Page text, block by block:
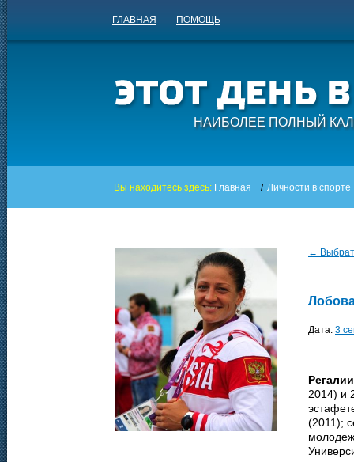
ГЛАВНАЯ ПОМОЩЬ
НАИБОЛЕЕ ПОЛНЫЙ
Вы находитесь здесь: Главная / Личности в спорте
←
Дата: 3
2014) и
(2011);